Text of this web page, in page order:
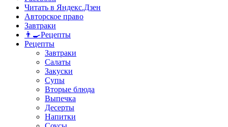
Читать в Яндекс.Дзен
Авторское право
Завтраки
👨‍🍳Рецепты
Рецепты
Завтраки
Салаты
Закуски
Супы
Вторые блюда
Выпечка
Десерты
Напитки